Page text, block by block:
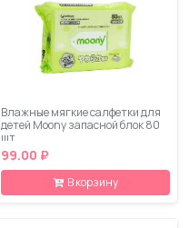
Влажные мягкие салфетки для
детей Moony запасной блок 80
шт
99.00 ₽
В корзину